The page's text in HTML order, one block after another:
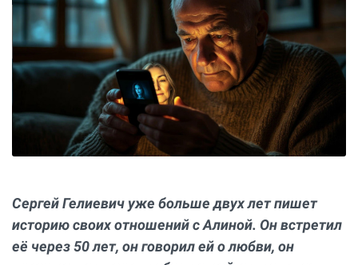
Сергей Гелиевич уже больше двух лет пишет
историю своих отношений с Алиной. Он встретил
её через 50 лет, он говорил ей о любви, он